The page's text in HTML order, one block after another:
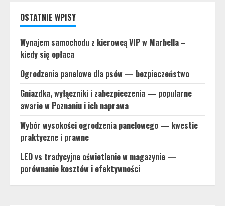
OSTATNIE WPISY
Wynajem samochodu z kierowcą VIP w Marbella –
kiedy się opłaca
Ogrodzenia panelowe dla psów — bezpieczeństwo
Gniazdka, wyłączniki i zabezpieczenia — popularne
awarie w Poznaniu i ich naprawa
Wybór wysokości ogrodzenia panelowego — kwestie
praktyczne i prawne
LED vs tradycyjne oświetlenie w magazynie —
porównanie kosztów i efektywności